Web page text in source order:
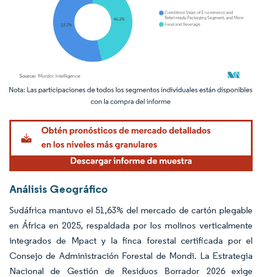
Imagen © Mordor Intelligence. El uso requiere atribución según CC BY 4.0.
Análisis Geográfico
Sudáfrica mantuvo el 51,63% del mercado de cartón plegable
en África en 2025, respaldada por los molinos verticalmente
integrados de Mpact y la finca forestal certificada por el
Consejo de Administración Forestal de Mondi. La Estrategia
Nacional de Gestión de Residuos Borrador 2026 exige